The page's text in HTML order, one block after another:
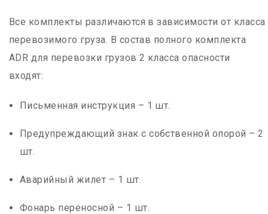
Все комплекты различаются в зависимости от класса
перевозимого груза. В состав полного комплекта
ADR для перевозки грузов 2 класса опасности
входят:
Письменная инструкция – 1 шт.
Предупреждающий знак с собственной опорой – 2
шт.
Аварийный жилет – 1 шт.
Фонарь переносной – 1 шт.